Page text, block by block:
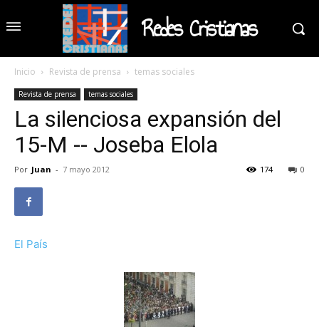
Redes Cristianas
Inicio Revista de prensa temas sociales
Revista de prensa temas sociales
La silenciosa expansión del
15-M -- Joseba Elola
Por Juan - 7 mayo 2012 0
174
El País